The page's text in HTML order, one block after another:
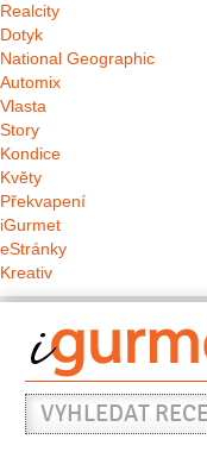
Realcity
Dotyk
National Geographic
Automix
Vlasta
Story
Kondice
Květy
Překvapení
iGurmet
eStránky
Kreativ
Vyhledat
recept